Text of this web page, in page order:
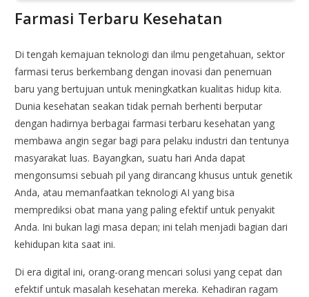
Farmasi Terbaru Kesehatan
Di tengah kemajuan teknologi dan ilmu pengetahuan, sektor
farmasi terus berkembang dengan inovasi dan penemuan
baru yang bertujuan untuk meningkatkan kualitas hidup kita.
Dunia kesehatan seakan tidak pernah berhenti berputar
dengan hadirnya berbagai farmasi terbaru kesehatan yang
membawa angin segar bagi para pelaku industri dan tentunya
masyarakat luas. Bayangkan, suatu hari Anda dapat
mengonsumsi sebuah pil yang dirancang khusus untuk genetik
Anda, atau memanfaatkan teknologi AI yang bisa
memprediksi obat mana yang paling efektif untuk penyakit
Anda. Ini bukan lagi masa depan; ini telah menjadi bagian dari
kehidupan kita saat ini.
Di era digital ini, orang-orang mencari solusi yang cepat dan
efektif untuk masalah kesehatan mereka. Kehadiran ragam